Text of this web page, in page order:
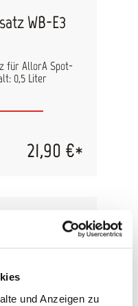
und Anzeigen zu
WB-E3
für AllorA Spot-
Inhalt: 0,5 Liter
21,90 €*